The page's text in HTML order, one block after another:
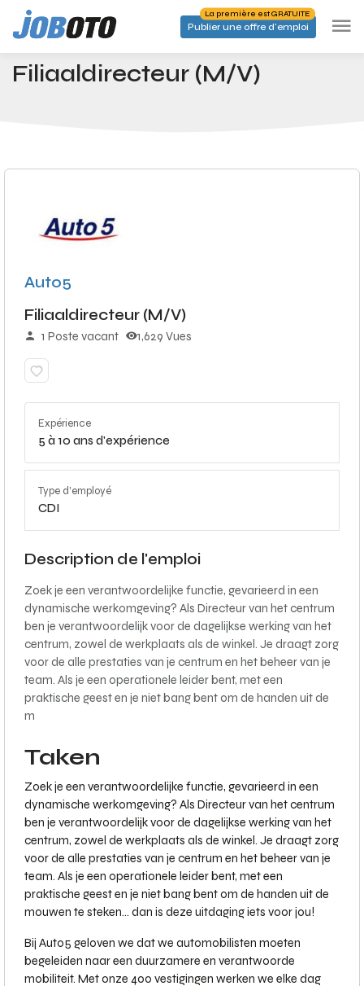
Skip to main content
Publier une offre d'emploi
La première est GRATUITE
Accueil Emplois Filiaaldirecteur (M/V)
Filiaaldirecteur (M/V)
Auto5
Filiaaldirecteur (M/V)
1 Poste vacant 1,629 Vues
Expérience
5 à 10 ans d'expérience
Type d'employé
CDI
Description de l'emploi
Zoek je een verantwoordelijke functie, gevarieerd in een
dynamische werkomgeving? Als Directeur van het centrum
ben je verantwoordelijk voor de dagelijkse werking van het
centrum, zowel de werkplaats als de winkel. Je draagt zorg
voor de alle prestaties van je centrum en het beheer van je
team. Als je een operationele leider bent, met een
praktische geest en je niet bang bent om de handen uit de
m
Taken
Zoek je een verantwoordelijke functie, gevarieerd in een
dynamische werkomgeving? Als Directeur van het centrum
ben je verantwoordelijk voor de dagelijkse werking van het
centrum, zowel de werkplaats als de winkel. Je draagt zorg
voor de alle prestaties van je centrum en het beheer van je
team. Als je een operationele leider bent, met een
praktische geest en je niet bang bent om de handen uit de
mouwen te steken... dan is deze uitdaging iets voor jou!
Bij Auto5 geloven we dat we automobilisten moeten
begeleiden naar een duurzamere en verantwoorde
mobiliteit. Met onze 400 vestigingen werken we elke dag